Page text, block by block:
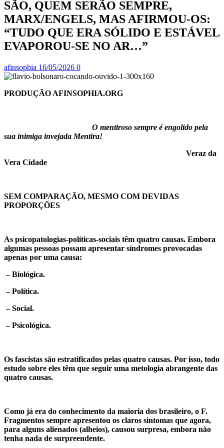
SÃO, QUEM SERÃO SEMPRE,
MARX/ENGELS, MAS AFIRMOU-OS:
“TUDO QUE ERA SÓLIDO E ESTÁVEL
EVAPOROU-SE NO AR…”
afinsophia 16/05/2026 0
PRODUÇÃO AFINSOPHIA.ORG
O mentiroso sempre é engolido pela
sua inimiga invejada Mentira!
Veraz da
Vera Cidade
SEM COMPARAÇÃO, MESMO COM DEVIDAS
PROPORÇÕES
As psicopatologias-políticas-sociais têm quatro causas. Embora
algumas pessoas possam apresentar síndromes provocadas
apenas por uma causa:
– Biológica.
– Política.
– Social.
– Psicológica.
Os fascistas são estratificados pelas quatro causas. Por isso, todo
estudo sobre eles têm que seguir uma metologia abrangente das
quatro causas.
Como já era do conhecimento da maioria dos brasileiro, o F.
Fragmentos sempre apresentou os claros sintomas que agora,
para alguns alienados (alheios), causou surpresa, embora não
tenha nada de surpreendente.